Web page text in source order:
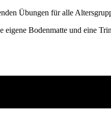
Übungen für alle
eigene Bodenmatte und eine